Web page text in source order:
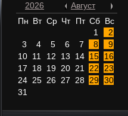
2026
Август
Пн Вт Ср Чт Пт Сб Вс
1
2
3
4 5 6 7 8
9
10 11 12 13 14 15
16
17
18 19 20 21 22
23
24 25 26 27 28 29 30
31